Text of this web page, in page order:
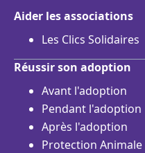
Aider les associations
Les Clics Solidaires
Réussir son adoption
Avant l'adoption
Pendant l'adoption
Après l'adoption
Protection Animale